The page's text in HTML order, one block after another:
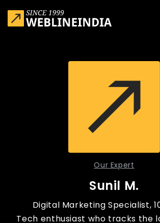
Our Expert
Sunil M.
Digital Marketing Specialist,
Tech enthusiast who tracks the